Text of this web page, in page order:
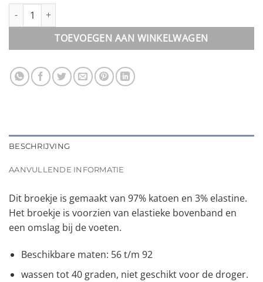
Broek || Blah Blah aantal
TOEVOEGEN AAN WINKELWAGEN
BESCHRIJVING
AANVULLENDE INFORMATIE
Dit broekje is gemaakt van 97% katoen en 3% elastine.
Het broekje is voorzien van elastieke bovenband en
een omslag bij de voeten.
Beschikbare maten: 56 t/m 92
wassen tot 40 graden, niet geschikt voor de droger.